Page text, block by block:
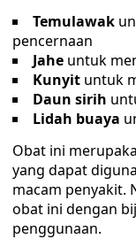
Temulawak
pencernaan
Jahe untuk
Kunyit untuk
Daun sirih
Lidah buaya
Obat ini
yang dapat
macam penyakit.
obat ini dengan
penggunaan.